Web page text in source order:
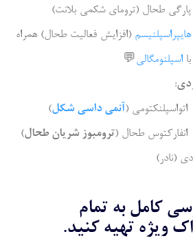
پارگی طحال (ترومای شکمی بلانت)
هایپراسپلنیسم (افزایش فعالیت طحال) همراه
با اسپلنومگالی💬
:
اتواسپلنکتومی (آنمی داسی شکل)
انفارکتوس طحال (ترومبوز شریان طحال)
(نادر)
کامل به تمام
ویژه تهیه کنید.